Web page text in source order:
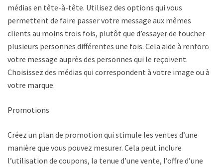
médias en tête-à-tête. Utilisez des options qui vous
permettent de faire passer votre message aux mêmes
clients au moins trois fois, plutôt que d’essayer de toucher
plusieurs personnes différentes une fois. Cela aide à renforcer
votre message auprès des personnes qui le reçoivent.
Choisissez des médias qui correspondent à votre image ou à
votre marque.
Promotions
Créez un plan de promotion qui stimule les ventes d’une
manière que vous pouvez mesurer. Cela peut inclure
l’utilisation de coupons, la tenue d’une vente, l’offre d’une